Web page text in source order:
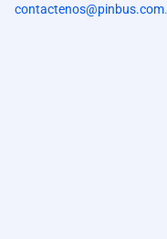
contactenos@pinbus.com.